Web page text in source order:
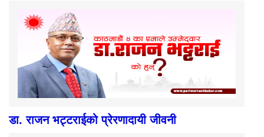
डा. राजन भट्टराईको प्रेरणादायी जीवनी